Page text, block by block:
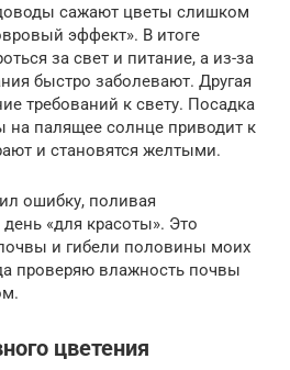
сажают цветы слишком
эффект». В итоге
за свет и питание, а из-за
быстро заболевают. Другая
требований к свету. Посадка
на палящее солнце приводит к
и становятся желтыми.
ошибку, поливая
«для красоты». Это
и гибели половины моих
проверяю влажность почвы
цветения